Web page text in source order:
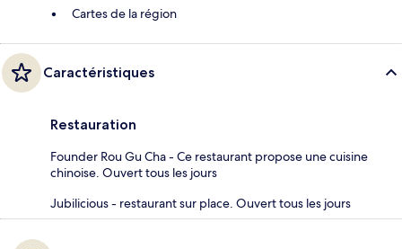
Cartes de la région
Caractéristiques
Restauration
Founder Rou Gu Cha - Ce restaurant propose une cuisine
chinoise. Ouvert tous les jours
Jubilicious - restaurant sur place. Ouvert tous les jours